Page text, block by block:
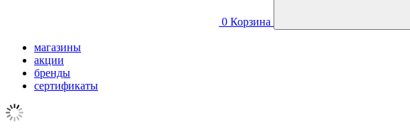
0 Корзина
магазины
акции
бренды
сертификаты